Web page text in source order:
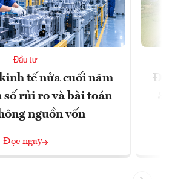
Đầu tư
tế nửa cuối năm
rủi ro và bài toán
nguồn vốn
Đọc ngay